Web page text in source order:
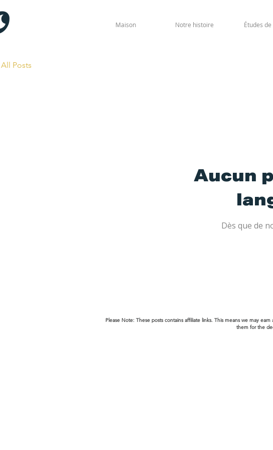
All Posts
Aucun
Dès que de
Please Note: These posts contains affiliate links. This means we may
them for the
Maison Notre histoire Études de